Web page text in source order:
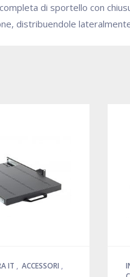
di sportello con
distribuendole
IT , ACCESSORI ,